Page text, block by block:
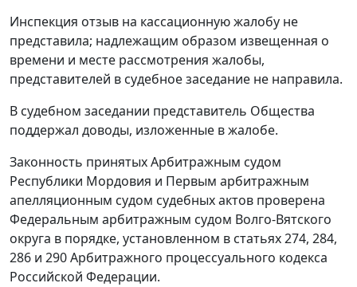
Инспекция отзыв на кассационную жалобу не
представила; надлежащим образом извещенная о
времени и месте рассмотрения жалобы,
представителей в судебное заседание не направила.
В судебном заседании представитель Общества
поддержал доводы, изложенные в жалобе.
Законность принятых Арбитражным судом
Республики Мордовия и Первым арбитражным
апелляционным судом судебных актов проверена
Федеральным арбитражным судом Волго-Вятского
округа в порядке, установленном в статьях 274, 284,
286 и 290Арбитражного процессуального кодекса
Российской Федерации.